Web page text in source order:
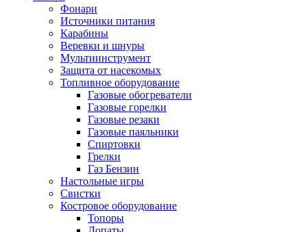
Фонари
Источники питания
Карабины
Веревки и шнуры
Мультиинструмент
Защита от насекомых
Топливное оборудование
Газовые обогреватели
Газовые горелки
Газовые резаки
Газовые паяльники
Спиртовки
Грелки
Газ Бензин
Настольные игры
Свистки
Костровое оборудование
Топоры